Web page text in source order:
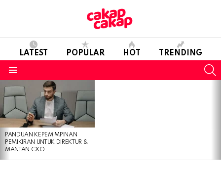
LATEST POPULAR HOT TRENDING
LATEST
STORIES
PANDUAN KEPEMIMPINAN
PEMIKIRAN UNTUK DIREKTUR &
MANTAN CXO